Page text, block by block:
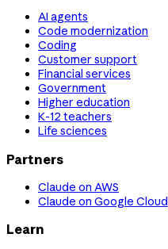
AI agents
Code modernization
Coding
Customer support
Financial services
Government
Higher education
K-12 teachers
Life sciences
Partners
Claude on AWS
Claude on Google Cloud
Learn